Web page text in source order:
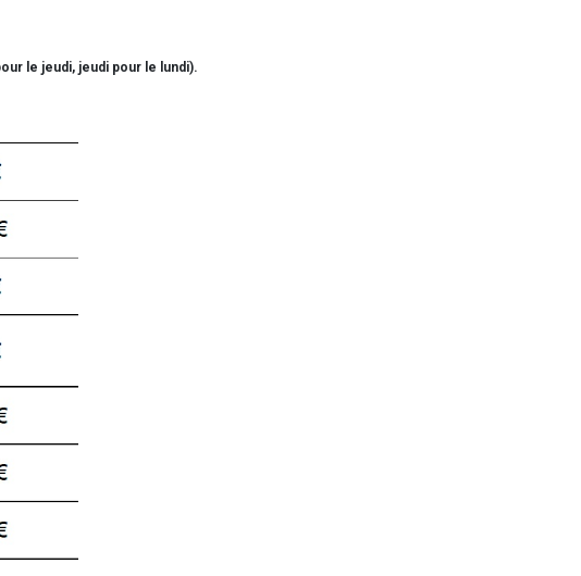
le jeudi, jeudi pour le lundi).